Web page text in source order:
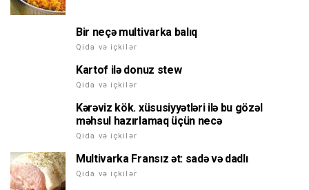
Bir neçə multivarka balıq
Qida və içkilər
Kartof ilə donuz stew
Qida və içkilər
Kərəviz kök. xüsusiyyətləri ilə bu gözəl
məhsul hazırlamaq üçün necə
Qida və içkilər
Multivarka Fransız ət: sadə və dadlı
Qida və içkilər